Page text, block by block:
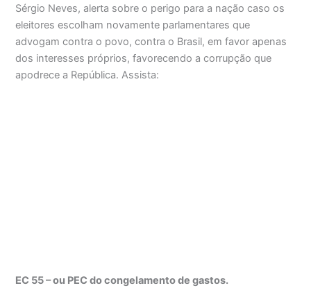
Sérgio Neves, alerta sobre o perigo para a nação caso os
eleitores escolham novamente parlamentares que
advogam contra o povo, contra o Brasil, em favor apenas
dos interesses próprios, favorecendo a corrupção que
apodrece a República. Assista:
EC 55 – ou PEC do congelamento de gastos.